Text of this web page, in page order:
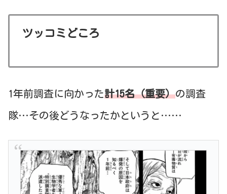
ツッコミどころ
1年前調査に向かった計15名（重要）の調査
隊…その後どうなったかというと……